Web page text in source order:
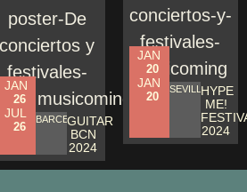
JAN
26
JUL
26
BARCELONA
GUITAR
BCN
2024
JAN
20
JAN
20
SEVILLAHYPE
ME!
2024